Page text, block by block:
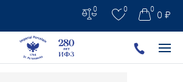
0 0 0 ₽
0